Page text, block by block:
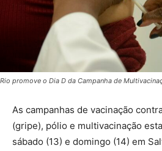
Rio promove o Dia D da Campanha de
As campanhas de vacinação
(gripe), pólio e multivacinação
sábado (13) e domingo (14) em